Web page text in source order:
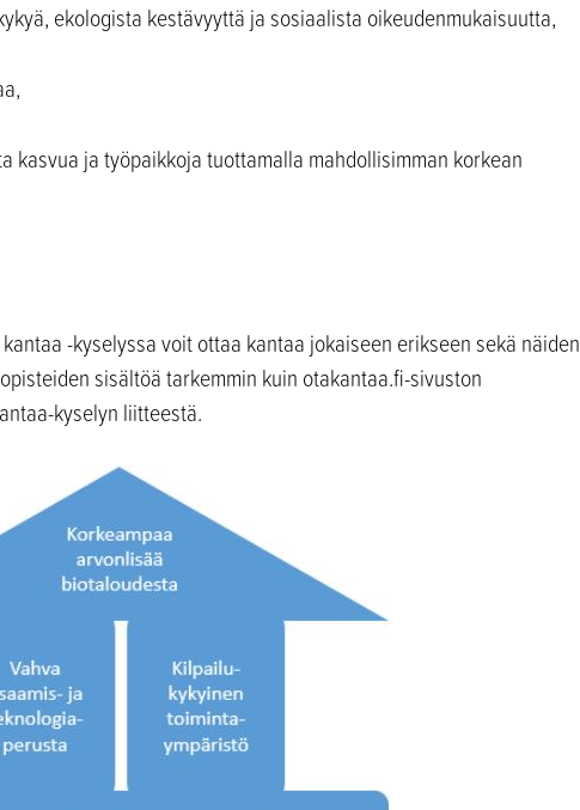
ekologista kestävyyttä ja sosiaalista oikeudenmukaisuutta,
ja työpaikkoja tuottamalla mahdollisimman korkean
-kyselyssa voit ottaa kantaa jokaiseen erikseen sekä näiden
sisältöä tarkemmin kuin otakantaa.fi-sivuston
kyselyn liitteestä.